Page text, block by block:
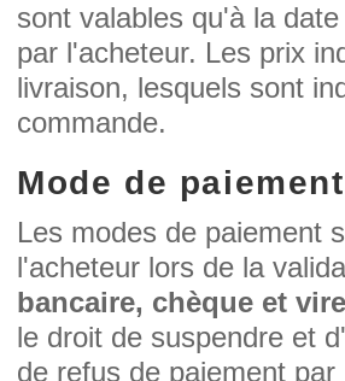
sont valables qu'à la
par l'acheteur. Les prix
livraison, lesquels sont
commande.
Mode de paiement
Les modes de paiement
l'acheteur lors de la
bancaire, chèque et
le droit de suspendre et
de refus de paiement